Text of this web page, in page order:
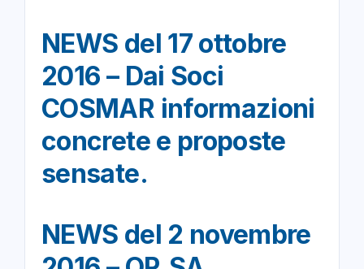
NEWS del 17 ottobre
2016 – Dai Soci
COSMAR informazioni
concrete e proposte
sensate.
NEWS del 2 novembre